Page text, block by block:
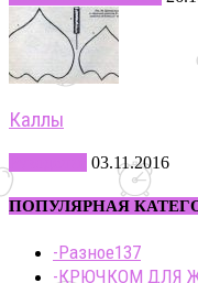
Каллы
03.11.2016
ПОПУЛЯРНАЯ
-Разное137
-КРЮЧКОМ ДЛЯ